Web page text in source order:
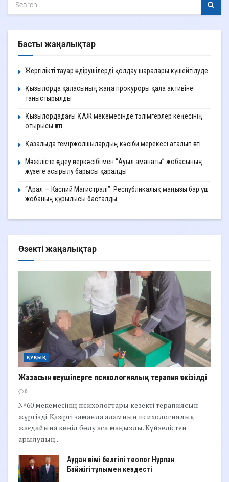
Басты жаңалықтар
Жергілікті тауар өндірушілерді қолдау шаралары күшейтілуде
Қызылорда қаласының жаңа прокуроры қала активіне
таныстырылды
Қызылордадағы ҚАЖ мекемесінде тәлімгерлер кеңесінің
отырысы өтті
Қазалыда теміржолшылардың кәсіби мерекесі аталып өтті
Мәжілісте өңдеу өнеркәсібі мен “Ауыл аманаты” жобасының
жүзеге асырылу барысы қаралды
“Арал — Каспий Магистралі”: Республикалық маңызы бар үш
жобаның құрылысы басталды
Өзекті жаңалықтар
ҚҰҚЫҚ
Жазасын өтеушілерге психологиялық терапия өткізілді
0
№60 мекемесінің психологтары кезекті терапиясын
жүргізді. Қазіргі заманда адамның психологиялық
жағдайына көңіл бөлу аса маңызды. Күйзелістен
арылудың...
Аудан әкімі белгілі теолог Нұрлан
Байжігітұлымен кездесті